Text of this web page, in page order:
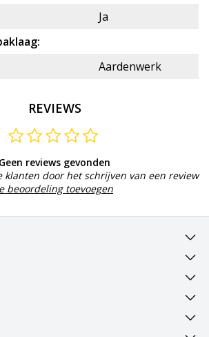
Ja
Aardenwerk
REVIEWS
Geen reviews gevonden
klanten door het schrijven van een review
beoordeling toevoegen